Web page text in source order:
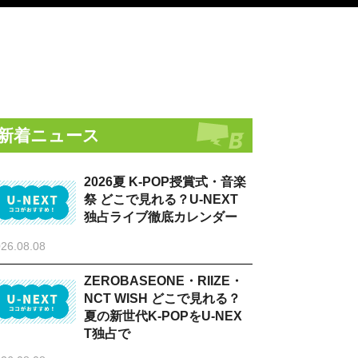
着ニュース
2026夏 K-POP授賞式・音楽
祭 どこで見れる？U-NEXT
独占ライブ徹底カレンダー
ZEROBASEONE・RIIZE・
NCT WISH どこで見れる？
夏の新世代K-POPをU-NEX
T独占で